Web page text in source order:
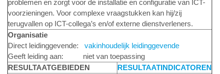
problemen en zorgt voor de installatie en configuratie van ICT-
voorzieningen. Voor complexe vraagstukken kan hij/zij
terugvallen op ICT-collega’s en/of externe dienstverleners.
Organisatie
Direct leidinggevende: vakinhoudelijk leidinggevende
Geeft leiding aan: niet van toepassing
RESULTAATGEBIEDEN
RESULTAATINDICATOREN